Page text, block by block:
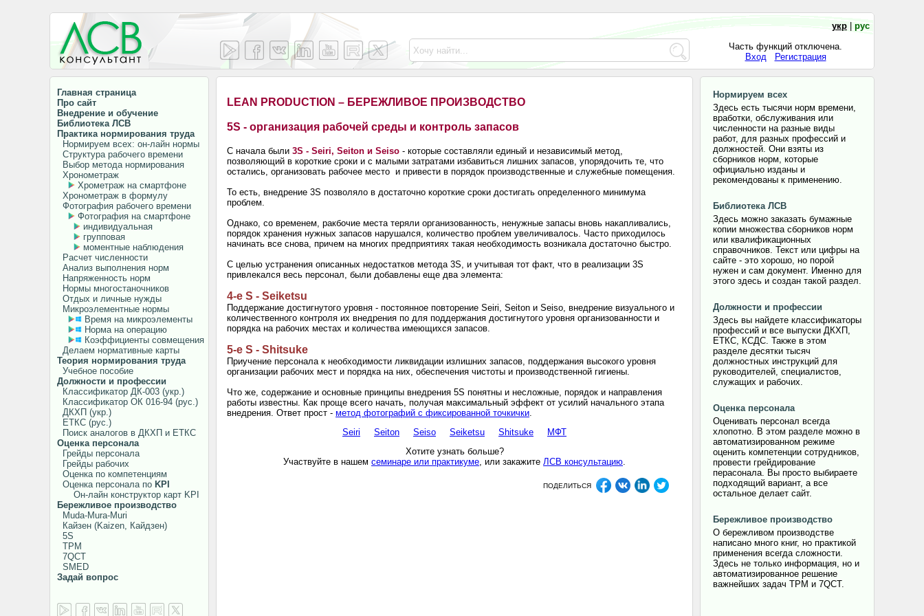
укр
рус
Часть функций отключена.
Вход
Регистрация
Главная страница
Про сайт
Внедрение и обучение
Библиотека ЛСВ
Практика нормирования труда
Нормируем всех: он-лайн нормы
Структура рабочего времени
Выбор метода нормирования
Хронометраж
Хрометраж на смартфоне
Хронометраж в формулу
Фотография рабочего времени
Фотография на смартфоне
индивидуальная
групповая
моментные наблюдения
Расчет численности
Анализ выполнения норм
Напряженность норм
Нормы многостаночников
Отдых и личные нужды
Микроэлементные нормы
Время на микроэлементы
Норма на операцию
Коэффициенты совмещения
Делаем нормативные карты
Теория нормирования труда
Учебное пособие
Должности и профессии
Классификатор ДК-003 (укр.)
Классификатор ОК 016-94 (рус.)
ДКХП (укр.)
ЕТКС (рус.)
Поиск аналогов в ДКХП и ЕТКС
Оценка персонала
Грейды персонала
Грейды рабочих
Оценка по компетенциям
Оценка персонала по KPI
Он-лайн конструктор карт KPI
Бережливое производство
Muda-Mura-Muri
Кайзен (Kaizen, Кайдзен)
5S
TPM
7QCT
SMED
Задай вопрос
LEAN PRODUCTION – БЕРЕЖЛИВОЕ ПРОИЗВОДСТВО
5S - организация рабочей среды и контроль запасов
С начала были 3S - Seiri, Seiton и Seiso - которые составляли единый и независимый метод,
позволяющий в короткие сроки и с малыми затратами избавиться лишних запасов, упорядочить те, что
остались, организовать рабочее место и привести в порядок производственные и служебные помещения.
То есть, внедрение 3S позволяло в достаточно короткие сроки достигать определенного минимума
проблем.
Однако, со временем, ракбочие места теряли организованность, ненужные запасы вновь накапливались,
порядок хранения нужных запасов нарушался, количество проблем увеличивалось. Часто приходилось
начинать все снова, причем на многих предприятиях такая необходимость возникала достаточно быстро.
С целью устранения описанных недостатков метода 3S, и учитывая тот факт, что в реализации 3S
привлекался весь персонал, были добавлены еще два элемента:
4-е S - Seiketsu
Поддержание достигнутого уровня - постоянное повторение Seiri, Seiton и Seiso, внедрение визуального и
количественного контроля их внедрения по для поддержания достигнутого уровня организованности и
порядка на рабочих местах и ​​количества имеющихся запасов.
5-е S - Shitsuke
Приучение персонала к необходимости ликвидации излишних запасов, поддержания высокого уровня
организации рабочих мест и порядка на них, обеспечения чистоты и производственной гигиены.
Что же, содержание и основные принципы внедрения 5S понятны и несложные, порядок и направления
работы известны. Как проще всего начать, получая максимальный эффект от усилий начального этапа
внедрения. Ответ прост - метод фотографий с фиксированной точкички.
Seiri
Seiton Seiso Seiketsu Shitsuke
МФТ
Хотите узнать больше?
Участвуйте в нашем семинаре или практикуме, или закажите ЛСВ консультацию.
ПОДЕЛИТЬСЯ
Нормируем всех
Здесь есть тысячи норм времени,
вработки, обслуживания или
численности на разные виды
работ, для разных профессий и
должностей. Они взяты из
сборников норм, которые
официально изданы и
рекомендованы к применению.
Библиотека ЛСВ
Здесь можно заказать бумажные
копии множества сборников норм
или квалификационных
справочников. Текст или цифры на
сайте - это хорошо, но порой
нужен и сам документ. Именно для
этого здесь и создан такой раздел.
Должности и профессии
Здесь вы найдете классификаторы
профессий и все выпуски ДКХП,
ЕТКС, КСДС. Также в этом
разделе десятки тысяч
должностных инструкций для
руководителей, специалистов,
служащих и рабочих.
Оценка персонала
Оценивать персонал всегда
хлопотно. В этом разделе можно в
автоматизированном режиме
оценить компетенции сотрудников,
провести грейдирование
перасонала. Вы просто выбираете
подходящий вариант, а все
остальное делает сайт.
Бережливое производство
О бережливом производстве
написано много книг, но практикой
применения всегда сложности.
Здесь не только информация, но и
автоматизированное решение
важнейших задач TPM и 7QCT.